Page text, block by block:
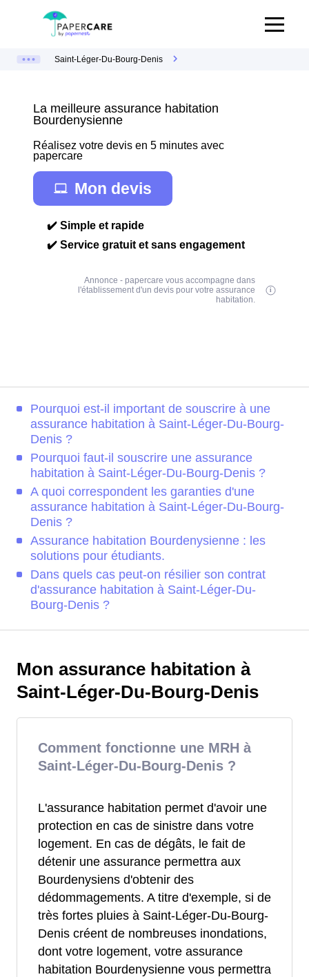
Saint-Léger-Du-Bourg-Denis
La meilleure assurance habitation
Bourdenysienne
Réalisez votre devis en 5 minutes avec
papercare
Mon devis
✔️ Simple et rapide
✔️ Service gratuit et sans engagement
Annonce - papercare vous accompagne dans
l'établissement d'un devis pour votre assurance
habitation.
Pourquoi est-il important de souscrire à une
assurance habitation à Saint-Léger-Du-Bourg-
Denis ?
Pourquoi faut-il souscrire une assurance
habitation à Saint-Léger-Du-Bourg-Denis ?
A quoi correspondent les garanties d'une
assurance habitation à Saint-Léger-Du-Bourg-
Denis ?
Assurance habitation Bourdenysienne : les
solutions pour étudiants.
Dans quels cas peut-on résilier son contrat
d'assurance habitation à Saint-Léger-Du-
Bourg-Denis ?
Mon assurance habitation à
Saint-Léger-Du-Bourg-Denis
Comment fonctionne une MRH à
Saint-Léger-Du-Bourg-Denis ?
L'assurance habitation permet d'avoir une
protection en cas de sinistre dans votre
logement. En cas de dégâts, le fait de
détenir une assurance permettra aux
Bourdenysiens d'obtenir des
dédommagements. A titre d'exemple, si de
très fortes pluies à Saint-Léger-Du-Bourg-
Denis créent de nombreuses inondations,
dont votre logement, votre assurance
habitation Bourdenysienne vous permettra